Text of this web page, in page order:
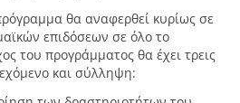
θα αναφερθεί κυρίως σε
επιδόσεων σε όλο το
του προγράμματος θα έχει τρεις
και σύλληψη: